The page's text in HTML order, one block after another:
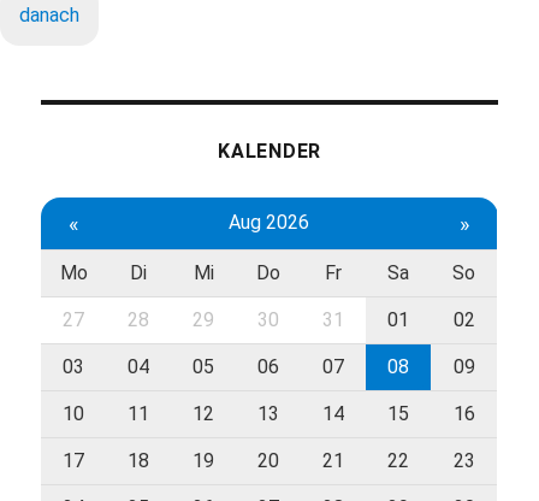
danach
KALENDER
« Aug 2026 »
Mo Di Mi Do Fr Sa So
27 28 29 30 31 01 02
03 04 05 06 07 08 09
10 11 12 13 14 15 16
17 18 19 20 21 22 23